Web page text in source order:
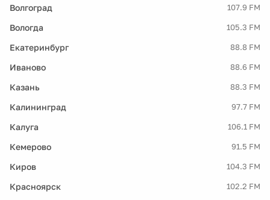
Волгоград 107.9 FM
Вологда 105.3 FM
Екатеринбург 88.8 FM
Иваново 88.6 FM
Казань 88.3 FM
Калининград 97.7 FM
Калуга 106.1 FM
Кемерово 91.5 FM
Киров 104.3 FM
Красноярск 102.2 FM